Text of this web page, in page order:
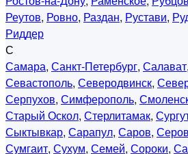
Реутов, Ровно, Раздан, Рустави,
Риддер
С
Самара, Санкт-Петербург, Салават,
Севастополь, Северодвинск,
Серпухов, Симферополь,
Старый Оскол, Стерлитамак,
Сыктывкар, Сарапул, Саров, Серов
Сумгаит, Сухум, Семей, Сороки,